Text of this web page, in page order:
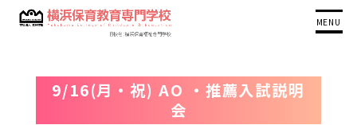
MENU
9/16(月・祝) AO ・推薦入試説明
会